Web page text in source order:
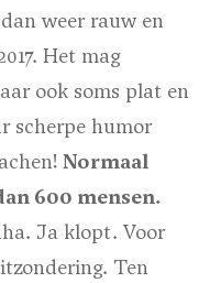
weer rauw en
Het mag
ook soms plat en
scherpe humor
Normaal
600 mensen.
Ja klopt. Voor
Ten